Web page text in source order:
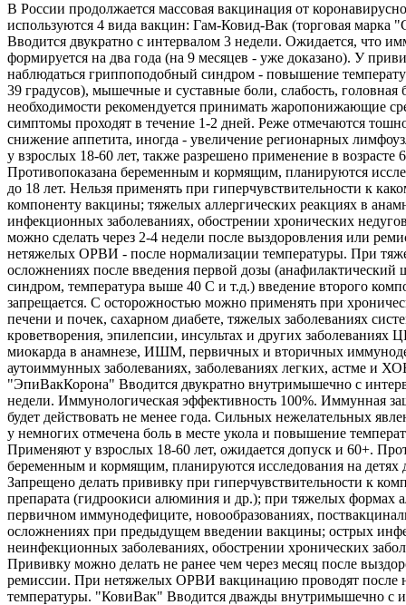
В России продолжается массовая вакцинация от
используются 4 вида вакцин: Гам-Ковид-Вак (торговая марка
Вводится двукратно с интервалом 3 недели. Ожидается, что
формируется на два года (на 9 месяцев - уже доказано). У
наблюдаться гриппоподобный синдром - повышение
39 градусов), мышечные и суставные боли, слабость, головная
необходимости рекомендуется принимать жаропонижающие
симптомы проходят в течение 1-2 дней. Реже отмечаются
снижение аппетита, иногда - увеличение регионарных
у взрослых 18-60 лет, также разрешено применение в возрасте
Противопоказана беременным и кормящим, планируются
до 18 лет. Нельзя применять при гиперчувствительности к
компоненту вакцины; тяжелых аллергических реакциях в
инфекционных заболеваниях, обострении хронических
можно сделать через 2-4 недели после выздоровления или
нетяжелых ОРВИ - после нормализации температуры. При
осложнениях после введения первой дозы
синдром, температура выше 40 С и т.д.) введение второго
запрещается. С осторожностью можно применять при
печени и почек, сахарном диабете, тяжелых заболеваниях
кроветворения, эпилепсии, инсультах и других заболеваниях
миокарда в анамнезе, ИШМ, первичных и вторичных
аутоиммунных заболеваниях, заболеваниях легких, астме и
"ЭпиВакКорона" Вводится двукратно внутримышечно с
недели. Иммунологическая эффективность 100%. Иммунная
будет действовать не менее года. Сильных нежелательных
у немногих отмечена боль в месте укола и повышение
Применяют у взрослых 18-60 лет, ожидается допуск и 60+.
беременным и кормящим, планируются исследования на детях
Запрещено делать прививку при гиперчувствительности к
препарата (гидроокиси алюминия и др.); при тяжелых формах
первичном иммунодефиците, новообразованиях,
осложнениях при предыдущем введении вакцины; острых
неинфекционных заболеваниях, обострении хронических
Прививку можно делать не ранее чем через месяц после
ремиссии. При нетяжелых ОРВИ вакцинацию проводят после
температуры. "КовиВак" Вводится дважды внутримышечно с